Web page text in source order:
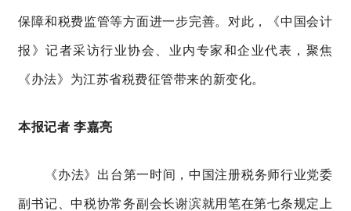
保障和税费监管等方面进一步完善。对此，《中国会计
报》记者采访行业协会、业内专家和企业代表，聚焦
《办法》为江苏省税费征管带来的新变化。
本报记者 李嘉亮
《办法》 出台第一时间，中国注册税务师行业党委
副书记、中税协常务副会长谢滨就用笔在第七条规定上